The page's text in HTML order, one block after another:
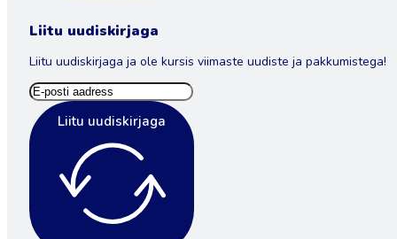
Liitu uudiskirjaga
Liitu uudiskirjaga ja ole kursis viimaste uudiste ja pakkumistega!
Liitu uudiskirjaga